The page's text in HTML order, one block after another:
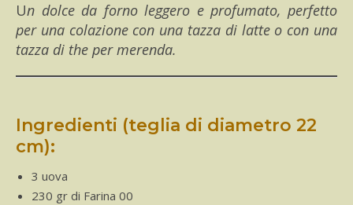
Un dolce da forno leggero e profumato, perfetto
per una colazione con una tazza di latte o con una
tazza di the per merenda.
Ingredienti (teglia di diametro 22
cm):
3 uova
230 gr di Farina 00